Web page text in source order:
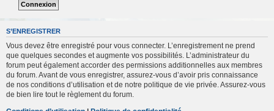
S’ENREGISTRER
Vous devez être enregistré pour vous connecter. L’enregistrement ne prend
que quelques secondes et augmente vos possibilités. L’administrateur du
forum peut également accorder des permissions additionnelles aux membres
du forum. Avant de vous enregistrer, assurez-vous d’avoir pris connaissance
de nos conditions d’utilisation et de notre politique de vie privée. Assurez-vous
de bien lire tout le règlement du forum.